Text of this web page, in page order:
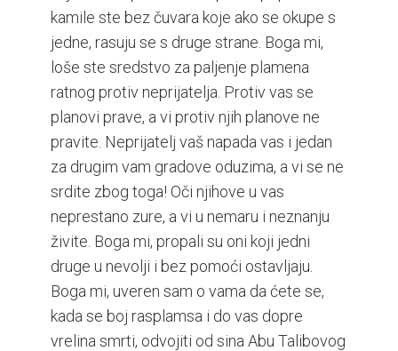
kamile ste bez čuvara koje ako se okupe s
jedne, rasuju se s druge strane. Boga mi,
loše ste sredstvo za paljenje plamena
ratnog protiv neprijatelja. Protiv vas se
planovi prave, a vi protiv njih planove ne
pravite. Neprijatelj vaš napada vas i jedan
za drugim vam gradove oduzima, a vi se ne
srdite zbog toga! Oči njihove u vas
neprestano zure, a vi u nemaru i neznanju
živite. Boga mi, propali su oni koji jedni
druge u nevolji i bez pomoći ostavljaju.
Boga mi, uveren sam o vama da ćete se,
kada se boj rasplamsa i do vas dopre
vrelina smrti, odvojiti od sina Abu Talibovog